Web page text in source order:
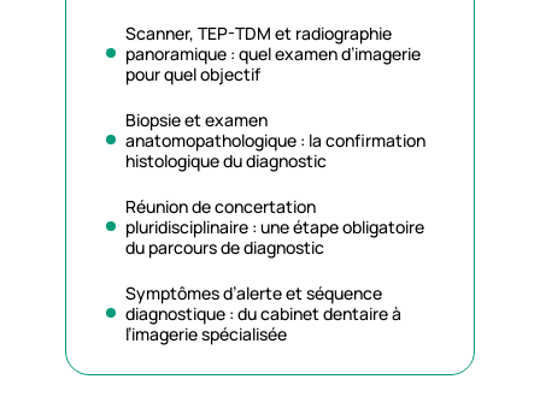
Scanner, TEP-TDM et radiographie
panoramique : quel examen d’imagerie
pour quel objectif
Biopsie et examen
anatomopathologique : la confirmation
histologique du diagnostic
Réunion de concertation
pluridisciplinaire : une étape obligatoire
du parcours de diagnostic
Symptômes d’alerte et séquence
diagnostique : du cabinet dentaire à
l’imagerie spécialisée